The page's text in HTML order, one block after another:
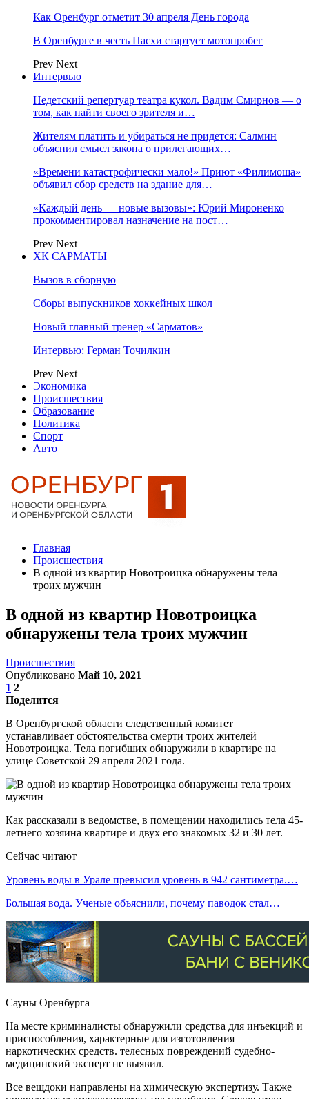
Как Оренбург отметит 30 апреля День города
В Оренбурге в честь Пасхи стартует мотопробег
Prev Next
Интервью
Недетский репертуар театра кукол. Вадим Смирнов — о
том, как найти своего зрителя и…
Жителям платить и убираться не придется: Салмин
объяснил смысл закона о прилегающих…
«Времени катастрофически мало!» Приют «Филимоша»
объявил сбор средств на здание для…
«Каждый день — новые вызовы»: Юрий Мироненко
прокомментировал назначение на пост…
Prev Next
ХК САРМАТЫ
Вызов в сборную
Сборы выпускников хоккейных школ
Новый главный тренер «Сарматов»
Интервью: Герман Точилкин
Prev Next
Экономика
Происшествия
Образование
Политика
Спорт
Авто
Главная
Происшествия
В одной из квартир Новотроицка обнаружены тела
троих мужчин
В одной из квартир Новотроицка
обнаружены тела троих мужчин
Происшествия
Опубликовано Май 10, 2021
1 2
Поделится
В Оренбургской области следственный комитет
устанавливает обстоятельства смерти троих жителей
Новотроицка. Тела погибших обнаружили в квартире на
улице Советской 29 апреля 2021 года.
Как рассказали в ведомстве, в помещении находились тела 45-
летнего хозяина квартире и двух его знакомых 32 и 30 лет.
Сейчас читают
Уровень воды в Урале превысил уровень в 942 сантиметра.…
Большая вода. Ученые объяснили, почему паводок стал…
Сауны Оренбурга
На месте криминалисты обнаружили средства для инъекций и
приспособления, характерные для изготовления
наркотических средств. телесных повреждений судебно-
медицинский эксперт не выявил.
Все вещдоки направлены на химическую экспертизу. Также